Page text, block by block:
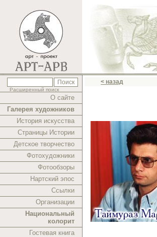
Расширенный поиск
О сайте
Галерея художников
История искусства
Страницы Истории
Детское творчество
Фотохудожники
Фотообзоры
Нартский эпос
Ссылки
Организации
Национальный
колорит
Гостевая книга
< назад